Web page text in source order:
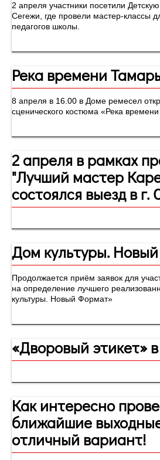
2 апреля участники посетили Детскую
Сегежи, где провели мастер-классы
педагогов школы.
Река времени
8 апреля в 16.00 в Доме ремесел
сценического костюма «Река
2 апреля в рамках
"Лучший мастер
состоялся выезд в г.
Дом культуры.
Продолжается приём заявок для
на определение лучшего
культуры. Новый Формат»
«Дворовый этикет»
Как интересно
ближайшие
отличный вариант!